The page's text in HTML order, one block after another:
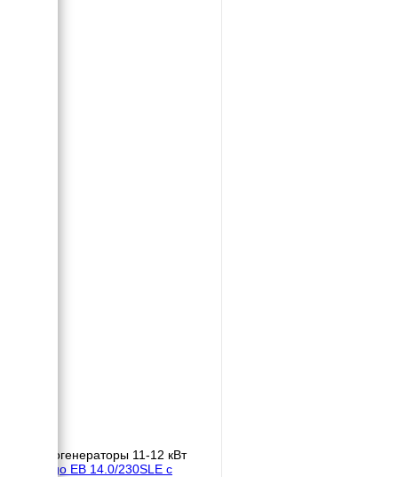
Бензогенераторы 11-12 кВт
Energo EB 14.0/230SLE с